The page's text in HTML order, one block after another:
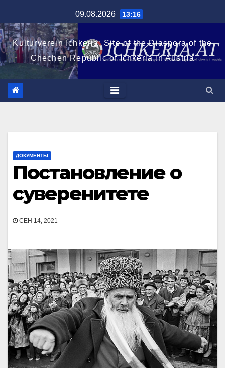
к
содержимому
09.08.2026 13:16
Kulturverein Ichkeria: Site of the Diaspora of the
Chechen Republic of Ichkeria in Austria
ДОКУМЕНТЫ
Постановление о
суверенитете
СЕН 14, 2021